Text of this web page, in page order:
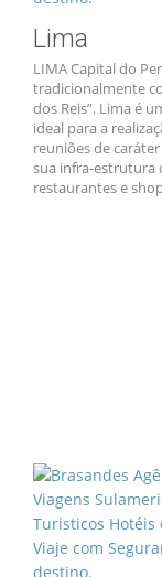
Lima
LIMA Capital do
tradicionalmente
dos Reis”. Lima é
ideal para a
reuniões de
sua infra-estrutura
restaurantes e